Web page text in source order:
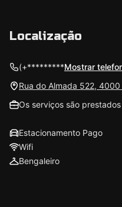
Localização
(+*********Mostrar
Rua do Almada 522,
Os serviços são
Estacionamento Pago
Wifi
Bengaleiro